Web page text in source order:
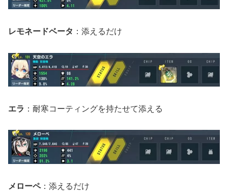
レモネードベータ ：添えるだけ
エラ ：耐寒コーティングを持たせて添える
メローペ：添えるだけ